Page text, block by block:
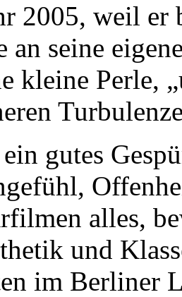
2005, weil
an seine
kleine Perle,
gutes
alles,
und
im Berliner